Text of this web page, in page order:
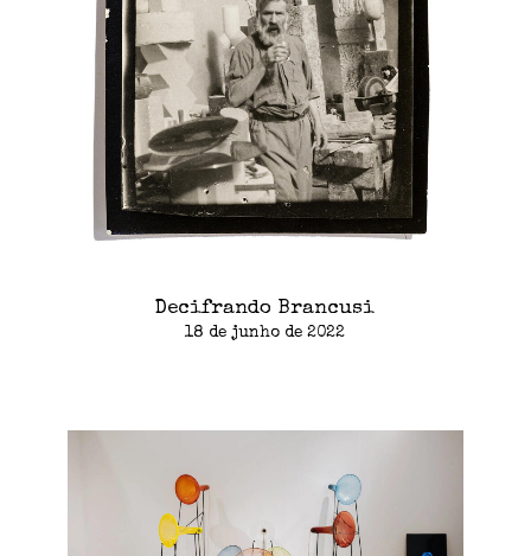
Decifrando Brancusi
18 de junho de 2022